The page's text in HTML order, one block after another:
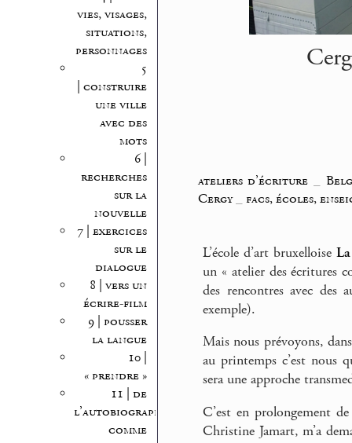
vies, visages,
situations,
personnages
5
| construire
une ville
avec des
mots
6 |
recherches
sur la
nouvelle
7 | exercices
sur le
dialogue
8 | vers un
écrire-film
9 | pousser
la langue
10 |
« prendre »
11 | de
l’autobiographie
comme
ateliers d’écriture
Cergy_ facs, écoles,
L’école d’art bruxelloise
un « atelier des écritures
des rencontres avec
exemple).
Mais nous prévoyons,
au printemps c’est nous
sera une approche
C’est en prolongement
Christine Jamart, m’a